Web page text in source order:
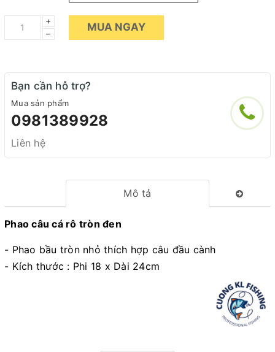
+
–
MUA NGAY
Bạn cần hỗ trợ?
Mua sản phẩm
0981389928
Liên hệ
Mô tả
Phao câu cá rô tròn đen
- Phao bầu tròn nhỏ thích hợp câu đầu cành
- Kích thước : Phi 18 x Dài 24cm